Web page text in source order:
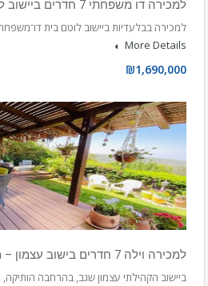
למכירה דו משפחתי 7 חדרים ביישוב לוטם
למכירה בבלעדיות ביישוב לוטם בית
More Details
₪1,690,000
למכירה וילה 7 חדרים בישוב עצמון – משגב
ביישוב הקהילתי עצמון שגב, בהרחבה